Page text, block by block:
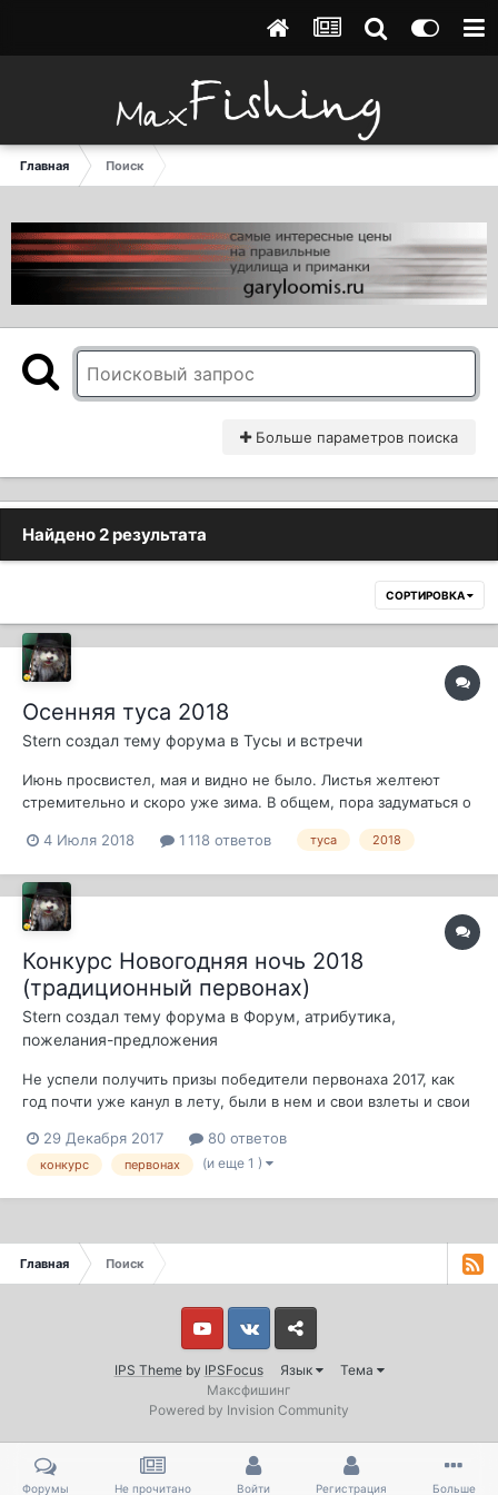
Главная Поиск
Больше параметров поиска
Найдено 2 результата
СОРТИРОВКА
Осенняя туса 2018
Stern создал тему форума в Тусы и встречи
Июнь просвистел, мая и видно не было. Листья желтеют
стремительно и скоро уже зима. В общем, пора задуматься о
вечном (как бы выпить бы с хорошими людьми) В общем -
идеи в студию Итак, на данный момент имеем следующее:
---------...
4 Июля 2018 1 118 ответов туса 2018
Конкурс Новогодняя ночь 2018
(традиционный первонах)
Stern создал тему форума в Форум, атрибутика,
пожелания-предложения
Не успели получить призы победители первонаха 2017, как
год почти уже канул в лету, были в нем и свои взлеты и свои
минуло с первого конкурса, уже дети рожденные в 13 будут
собираться в школу, все стареют и в конце концов
29 Декабря 2017 80 ответов
конкурс первонах (и еще 1 )
Главная Поиск
IPS Themeby IPSFocus Язык Тема
Youtube VkontakteYandex
Максфишинг
Powered by Invision Community
Форумы Не прочитано Войти Регистрация Больше